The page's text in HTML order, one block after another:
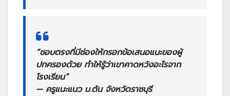
“ชอบตรงที่มีช่องให้กรอกข้อเสนอแนะของผู้
ปกครองด้วย ทำให้รู้ว่าเขาคาดหวังอะไรจาก
โรงเรียน”
— ครูแนะแนว ม.ต้น จังหวัดราชบุรี